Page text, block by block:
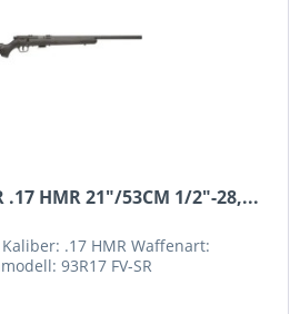
.17 HMR 21"/53CM 1/2"-28,...
.17 HMR Waffenart:
93R17 FV-SR